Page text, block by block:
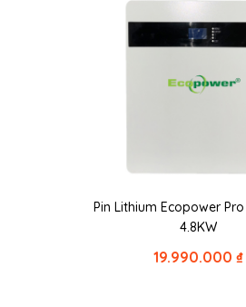
Pin Lithium Ecopower Pro
4.8KW
19.990.000 ₫